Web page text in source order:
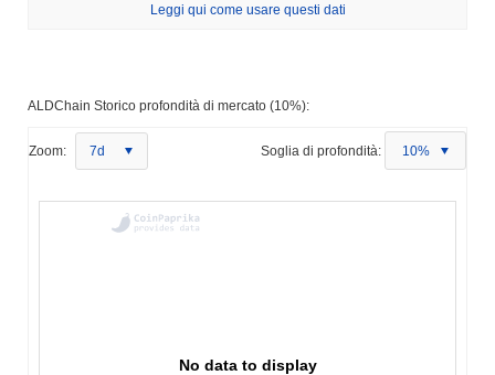
Leggi qui come usare questi dati
ALDChain Storico profondità di mercato (10%):
Zoom: 7d Soglia di profondità: 10%
No data to display